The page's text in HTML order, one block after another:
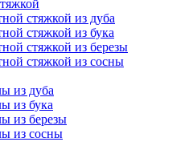
стяжкой из дуба
стяжкой из бука
стяжкой из березы
стяжкой из сосны
из дуба
из бука
из березы
из сосны